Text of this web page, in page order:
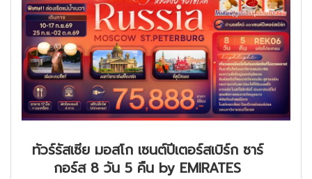
ทัวร์รัสเซีย มอสโก เซนต์ปีเตอร์สเบิร์ก ซาร์
กอร์ส 8 วัน 5 คืน by EMIRATES